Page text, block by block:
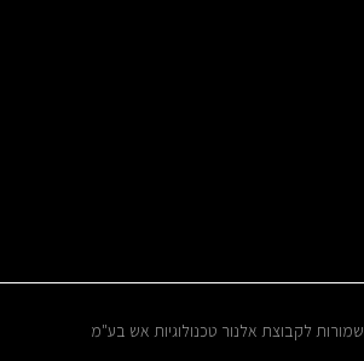
לקבוצת אלנור טכנולוגיות אש בע"מ